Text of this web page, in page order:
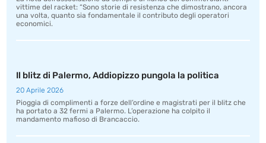
vittime del racket: “Sono storie di resistenza che dimostrano, ancora
una volta, quanto sia fondamentale il contributo degli operatori
economici.
Il blitz di Palermo, Addiopizzo pungola la politica
20 Aprile 2026
Pioggia di complimenti a forze dell’ordine e magistrati per il blitz che
ha portato a 32 fermi a Palermo. L’operazione ha colpito il
mandamento mafioso di Brancaccio.